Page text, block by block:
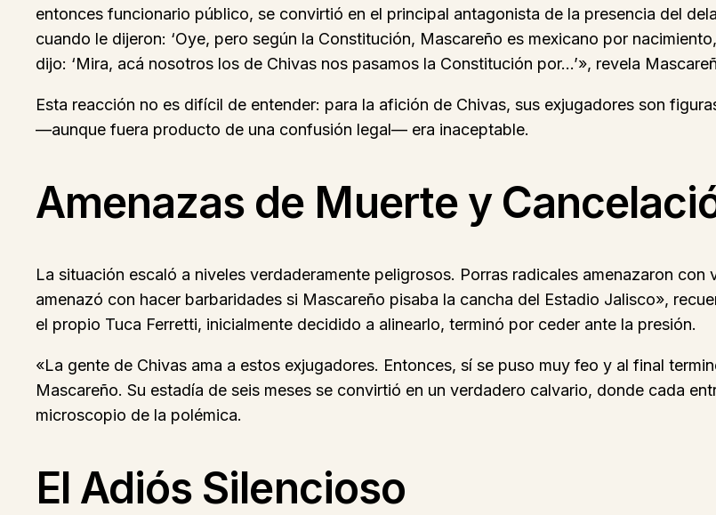
entonces funcionario público, se convirtió en el principal antagonista de la presencia del
cuando le dijeron: ‘Oye, pero según la Constitución, Mascareño es mexicano por
dijo: ‘Mira, acá nosotros los de Chivas nos pasamos la Constitución por…’», revela
Esta reacción no es difícil de entender: para la afición de Chivas, sus exjugadores son
—aunque fuera producto de una confusión legal— era inaceptable.
Amenazas de Muerte y
La situación escaló a niveles verdaderamente peligrosos. Porras radicales amenazaron
amenazó con hacer barbaridades si Mascareño pisaba la cancha del Estadio Jalisco»,
el propio Tuca Ferretti, inicialmente decidido a alinearlo, terminó por ceder ante la presión.
«La gente de Chivas ama a estos exjugadores. Entonces, sí se puso muy feo y al final
Mascareño. Su estadía de seis meses se convirtió en un verdadero calvario, donde cada
microscopio de la polémica.
El Adiós Silencioso